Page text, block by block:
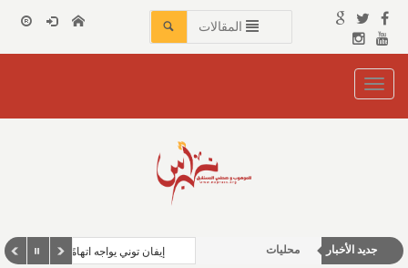
المقالات
Toggle
navigation
جديد الأخبار محليات إيفان توني يواجه اتهامًا بالاعتداء